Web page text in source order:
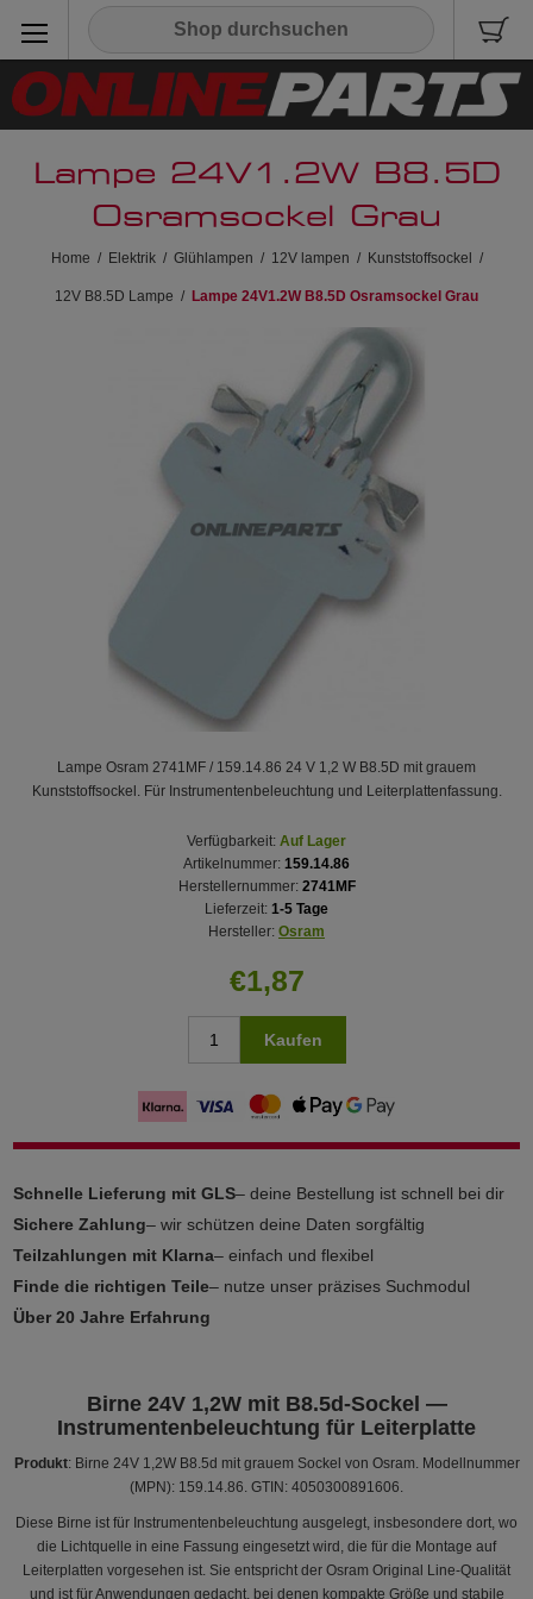
Lampe 24V1.2W B8.5D
Osramsockel Grau
Home / Elektrik / Glühlampen / 12V lampen / Kunststoffsockel /
12V B8.5D Lampe / Lampe 24V1.2W B8.5D Osramsockel Grau
Lampe Osram 2741MF / 159.14.86 24 V 1,2 W B8.5D mit grauem
Kunststoffsockel. Für Instrumentenbeleuchtung und Leiterplattenfassung.
Verfügbarkeit: Auf Lager
Artikelnummer: 159.14.86
Herstellernummer: 2741MF
Lieferzeit: 1-5 Tage
Hersteller: Osram
€1,87
Kaufen
Schnelle Lieferung mit GLS– deine Bestellung ist schnell bei dir
Sichere Zahlung– wir schützen deine Daten sorgfältig
Teilzahlungen mit Klarna– einfach und flexibel
Finde die richtigen Teile– nutze unser präzises Suchmodul
Über 20 Jahre Erfahrung
Birne 24V 1,2W mit B8.5d-Sockel —
Instrumentenbeleuchtung für Leiterplatte
Produkt: Birne 24V 1,2W B8.5d mit grauem Sockel von Osram. Modellnummer
(MPN): 159.14.86. GTIN: 4050300891606.
Diese Birne ist für Instrumentenbeleuchtung ausgelegt, insbesondere dort, wo
die Lichtquelle in eine Fassung eingesetzt wird, die für die Montage auf
Leiterplatten vorgesehen ist. Sie entspricht der Osram Original Line-Qualität
und ist für Anwendungen gedacht, bei denen kompakte Größe und stabile